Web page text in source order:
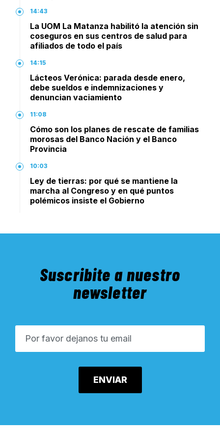
14:43
La UOM La Matanza habilitó la atención sin
coseguros en sus centros de salud para
afiliados de todo el país
14:15
Lácteos Verónica: parada desde enero,
debe sueldos e indemnizaciones y
denuncian vaciamiento
11:08
Cómo son los planes de rescate de familias
morosas del Banco Nación y el Banco
Provincia
10:03
Ley de tierras: por qué se mantiene la
marcha al Congreso y en qué puntos
polémicos insiste el Gobierno
Suscribite a nuestro
newsletter